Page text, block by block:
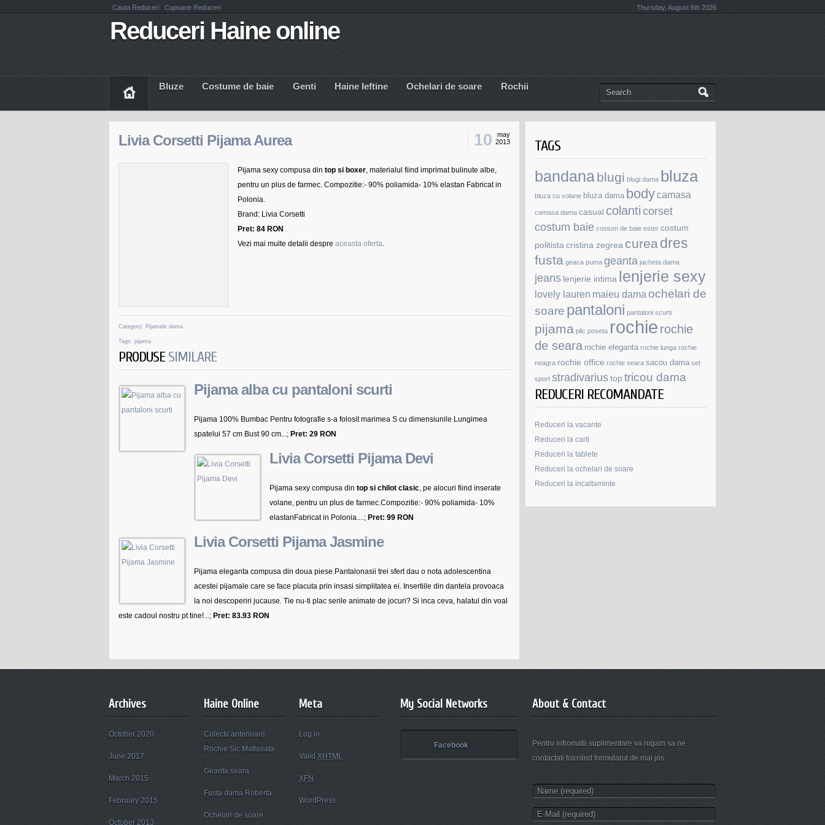
Cauta Reduceri Cupoane Reduceri Thursday, August 6th 2026
Reduceri Haine online
Bluze Costume de baie Genti Haine Ieftine Ochelari de soare Rochii
may
2013
10
Livia Corsetti Pijama Aurea
Pijama sexy compusa din top si boxer, materialul fiind imprimat bulinute albe,
pentru un plus de farmec. Compozitie:- 90% poliamida- 10% elastan Fabricat in
Polonia.
Brand: Livia Corsetti
Pret: 84 RON
Vezi mai multe detalii despre aceasta oferta.
Category: Pijamale dama
Tags: pijama
PRODUSE SIMILARE
Pijama alba cu pantaloni scurti
Pijama 100% Bumbac Pentru fotografie s-a folosit marimea S cu dimensiunile Lungimea
spatelui 57 cm Bust 90 cm...; Pret: 29 RON
Livia Corsetti Pijama Devi
Pijama sexy compusa din top si chilot clasic, pe alocuri fiind inserate
volane, pentru un plus de farmec.Compozitie:- 90% poliamida- 10%
elastanFabricat in Polonia....; Pret: 99 RON
Livia Corsetti Pijama Jasmine
Pijama eleganta compusa din doua piese.Pantalonasii trei sfert dau o nota adolescentina
acestei pijamale care se face placuta prin insasi simplitatea ei. Insertiile din dantela provoaca
la noi descoperiri jucause. Tie nu-ti plac serile animate de jocuri? Si inca ceva, halatul din voal
este cadoul nostru pt tine!...; Pret: 83.93 RON
TAGS
bandanablugi blugi dama bluza
bluza cu volane bluza dama bodycamasa
camasa dama casual colanticorset
costum baie costum de baie ester costum
politista cristina zegrea curea dres
fusta geaca puma geanta jacheta dama
jeans lenjerie intima lenjerie sexy
lovely lauren maieu dama ochelari de
soare pantaloni pantaloni scurti
pijama plic poseta rochie rochie
de seara rochie eleganta rochie lunga rochie
neagra rochie office rochie seara sacou dama set
sport stradivariustop tricou dama
REDUCERI RECOMANDATE
Reduceri la vacante
Reduceri la carti
Reduceri la tablete
Reduceri la ochelari de soare
Reduceri la incaltaminte
Archives
October 2020
June 2017
March 2015
February 2015
October 2013
Haine Online
Colectii anterioare
Rochie Sic Matlasata
Geanta seara
Fusta dama Roberta
Ochelari de soare
Meta
Log in
Valid XHTML
XFN
WordPress
My Social Networks
Facebook
About & Contact
Pentru infromatii suplimentare va rugam sa ne
contactati folosind formularul de mai jos.